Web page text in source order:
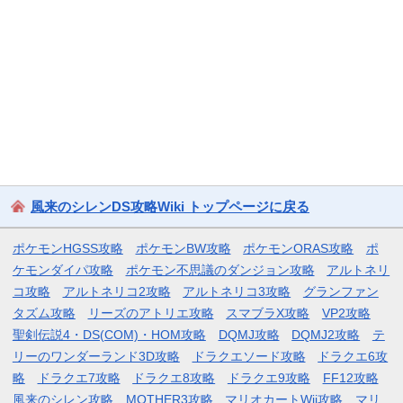
風来のシレンDS攻略Wiki トップページに戻る
ポケモンHGSS攻略 ポケモンBW攻略 ポケモンORAS攻略
ポ
ケモンダイパ攻略
ポケモン不思議のダンジョン攻略
アルトネリ
コ攻略
アルトネリコ2攻略 アルトネリコ3攻略
グランファン
タズム攻略
リーズのアトリエ攻略 スマブラX攻略
VP2攻略
聖剣伝説4・DS(COM)・HOM攻略
DQMJ攻略 DQMJ2攻略
テ
リーのワンダーランド3D攻略
ドラクエソード攻略
ドラクエ6攻
略
ドラクエ7攻略 ドラクエ8攻略 ドラクエ9攻略
FF12攻略
風来のシレン攻略
MOTHER3攻略 マリオカートWii攻略 マリ